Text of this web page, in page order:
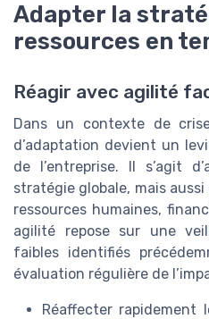
Adapter la
ressources en
Réagir avec agilité
Dans un contexte de
d’adaptation devient un
de l’entreprise. Il s’agit
stratégie globale, mais aussi
ressources humaines,
agilité repose sur une
faibles identifiés
évaluation régulière de
Réaffecter rapidement